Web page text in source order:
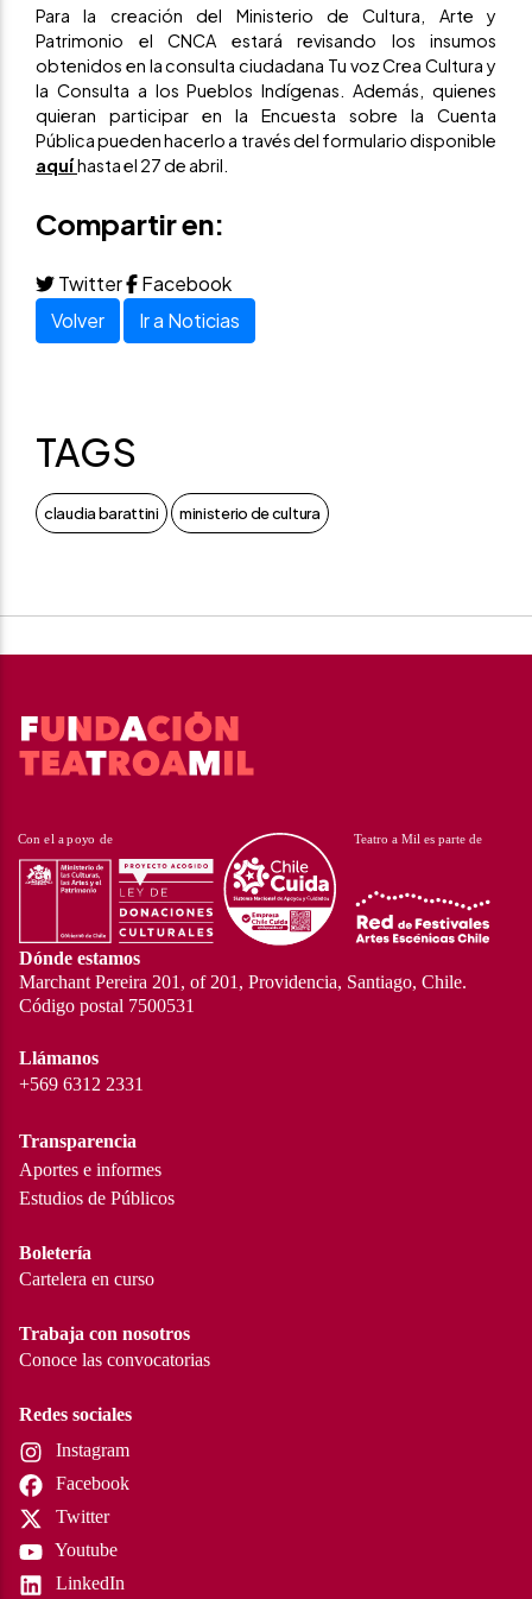
Para la creación del Ministerio de Cultura, Arte y
Patrimonio el CNCA estará revisando los insumos
obtenidos en la consulta ciudadana Tu voz Crea Cultura y
la Consulta a los Pueblos Indígenas. Además, quienes
quieran participar en la Encuesta sobre la Cuenta
Pública pueden hacerlo a través del formulario disponible
aquíhasta el 27 de abril.
Compartir en:
Twitter
Facebook
Volver
Ir a Noticias
TAGS
claudia barattini ministerio de cultura
Dónde estamos
Marchant Pereira 201, of 201, Providencia, Santiago, Chile.
Código postal 7500531
Llámanos
+569 6312 2331
Transparencia
Aportes e informes
Estudios de Públicos
Boletería
Cartelera en curso
Trabaja con nosotros
Conoce las convocatorias
Redes sociales
Instagram
Facebook
Twitter
Youtube
LinkedIn